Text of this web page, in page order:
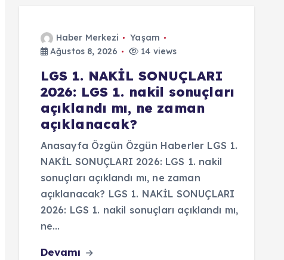
Haber Merkezi
Yaşam
Ağustos 8, 2026
14 views
LGS 1. NAKİL SONUÇLARI
2026: LGS 1. nakil sonuçları
açıklandı mı, ne zaman
açıklanacak?
Anasayfa Özgün Özgün Haberler LGS 1.
NAKİL SONUÇLARI 2026: LGS 1. nakil
sonuçları açıklandı mı, ne zaman
açıklanacak? LGS 1. NAKİL SONUÇLARI
2026: LGS 1. nakil sonuçları açıklandı mı,
ne…
Devamı